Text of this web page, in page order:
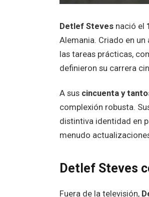
Detlef Stevesnació el
Alemania. Criado en
las tareas prácticas,
definieron su carrera
A sus cincuenta y
complexión robusta.
distintiva identidad en
menudo
Detlef Steves
Fuera de la televisión,